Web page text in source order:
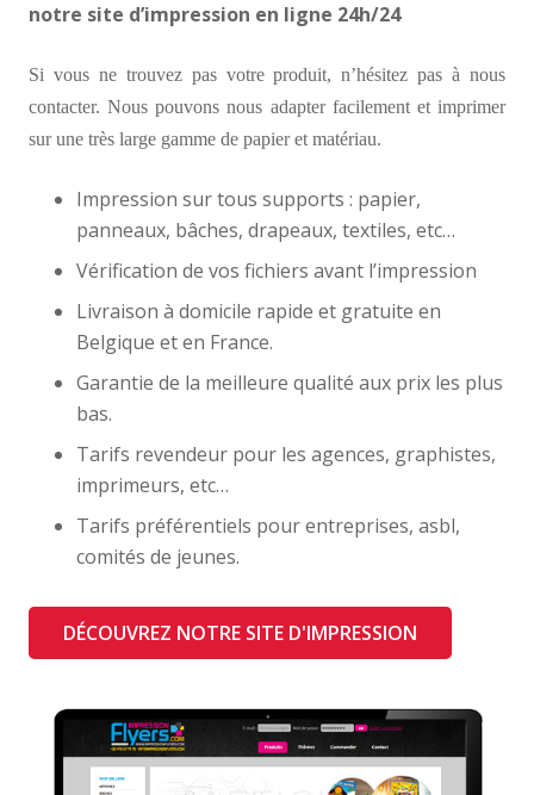
notre site d’impression en ligne 24h/24
Si vous ne trouvez pas votre produit, n’hésitez pas à nous
contacter. Nous pouvons nous adapter facilement et imprimer
sur une très large gamme de papier et matériau.
Impression sur tous supports : papier,
panneaux, bâches, drapeaux, textiles, etc…
Vérification de vos fichiers avant l’impression
Livraison à domicile rapide et gratuite en
Belgique et en France.
Garantie de la meilleure qualité aux prix les plus
bas.
Tarifs revendeur pour les agences, graphistes,
imprimeurs, etc…
Tarifs préférentiels pour entreprises, asbl,
comités de jeunes.
DÉCOUVREZ NOTRE SITE D'IMPRESSION